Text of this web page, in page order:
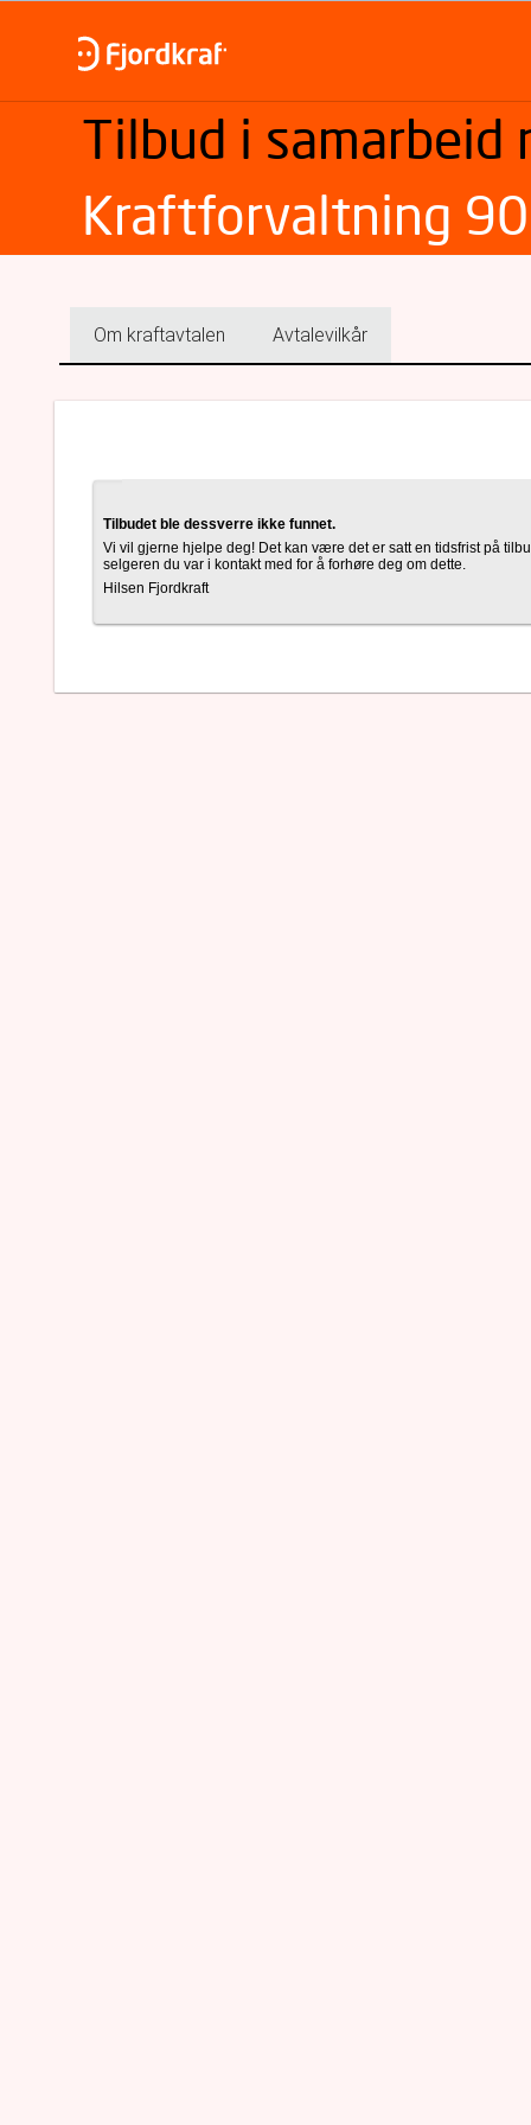
Tilbud i samarbeid
Kraftforvaltning 90
Om kraftavtalen Avtalevilkår
Tilbudet ble dessverre ikke funnet.
Vi vil gjerne hjelpe deg! Det kan være det er satt en tidsfrist på
selgeren du var i kontakt med for å forhøre deg om dette.
Hilsen Fjordkraft